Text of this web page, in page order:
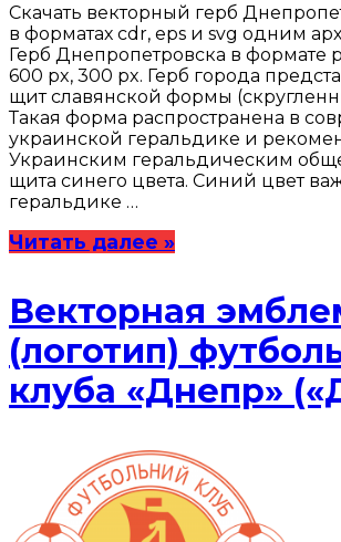
Скачать векторный герб
в форматах cdr, eps и svg одним
Герб Днепропетровска в формате
600 px, 300 px. Герб города
щит славянской формы
Такая форма распространена в
украинской геральдике и
Украинским геральдическим
щита синего цвета. Синий цвет
геральдике …
Читать далее »
Векторная
(логотип)
клуба «Днепр»